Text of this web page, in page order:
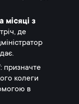
місяці з
де
: призначте
колеги
в